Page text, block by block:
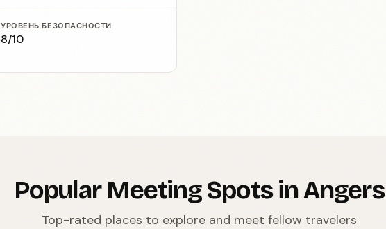
УРОВЕНЬ БЕЗОПАСНОСТИ
8/10
Popular Meeting Spots in Angers
Top-rated places to explore and meet fellow travelers